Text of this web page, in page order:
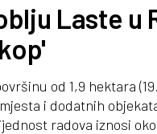
Laste u
od 1,9 hektara
i dodatnih
radova iznosi